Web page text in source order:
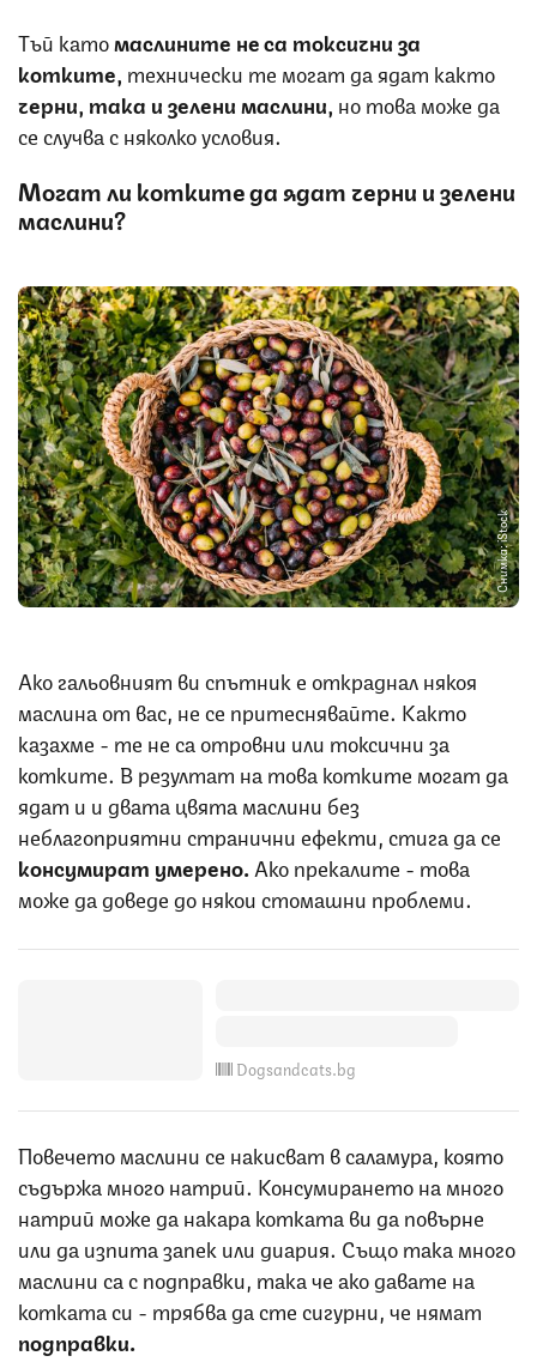
Тъй катомаслините не са токсични за
котките, технически те могат да ядат както
черни, така и зелени маслини, но това може да
се случва с няколко условия.
Могат ли котките да ядат черни и зелени
маслини?
Снимка: iStock
Ако гальовният ви спътник е откраднал някоя
маслина от вас, не се притеснявайте. Както
казахме - те не са отровни или токсични за
котките. В резултат на това котките могат да
ядат и и двата цвята маслини без
неблагоприятни странични ефекти, стига да се
консумират умерено. Ако прекалите - това
може да доведе до някои стомашни проблеми.
Dogsandcats.bg
Повечето маслини се накисват в саламура, която
съдържа много натрий. Консумирането на много
натрий може да накара котката ви да повърне
или да изпита запек или диария. Също така много
маслини са с подправки, така че ако давате на
котката си - трябва да сте сигурни, че нямат
подправки.